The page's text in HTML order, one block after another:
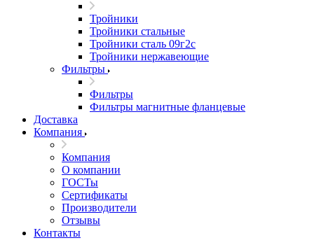
Тройники
Тройники стальные
Тройники сталь 09г2с
Тройники нержавеющие
Фильтры
Фильтры
Фильтры магнитные фланцевые
Доставка
Компания
Компания
О компании
ГОСТы
Сертификаты
Производители
Отзывы
Контакты